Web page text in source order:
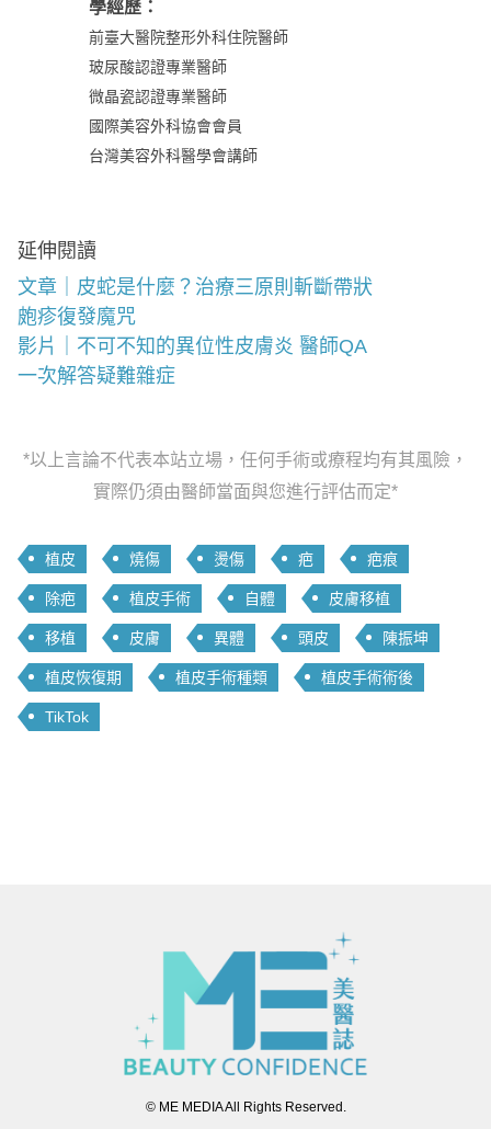
學經歷：
前臺大醫院整形外科住院醫師
玻尿酸認證專業醫師
微晶瓷認證專業醫師
國際美容外科協會會員
台灣美容外科醫學會講師
延伸閱讀
文章｜皮蛇是什麼？治療三原則斬斷帶狀
皰疹復發魔咒
影片｜不可不知的異位性皮膚炎 醫師QA
一次解答疑難雜症
*以上言論不代表本站立場，任何手術或療程均有其風險，
實際仍須由醫師當面與您進行評估而定*
植皮 燒傷 燙傷 疤 疤痕
除疤 植皮手術 自體 皮膚移植
移植 皮膚 異體 頭皮 陳振坤
植皮恢復期 植皮手術種類 植皮手術術後
TikTok
© ME MEDIA All Rights Reserved.